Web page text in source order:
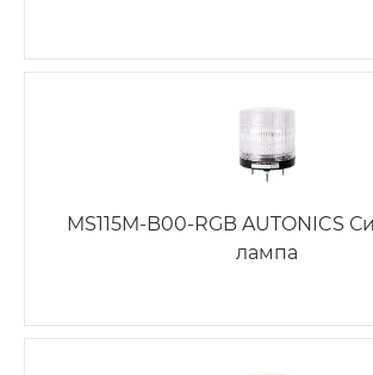
MS115M-B00-RGB AUTONICS
лампа